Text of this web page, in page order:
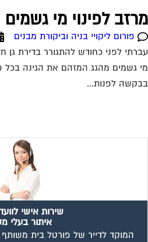
לפינוי מי גשמים
פורום ליקויי בניה וביקורת מבנים
לפני כחודש להתגורר בדירת גן
גשמים מהגג המזהם את הגינה בכל
לפנות...
שירות אישי
איתור בעלי
המוקד לדייר של פורטל בית משותף